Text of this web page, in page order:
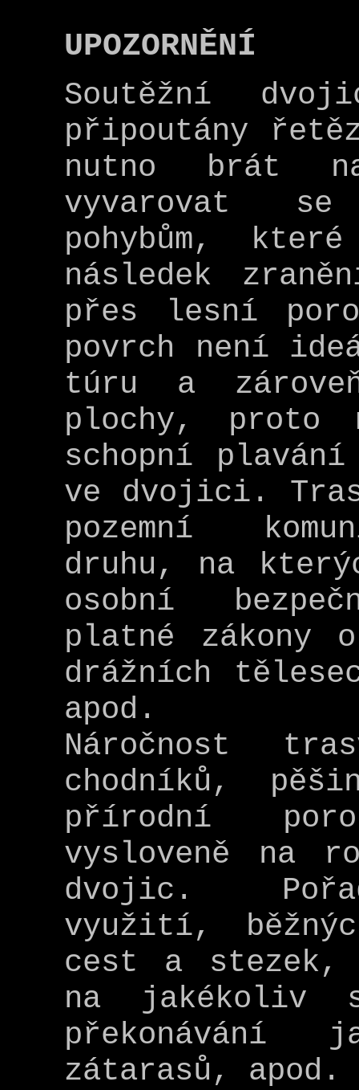
UPOZORNĚNÍ
Soutěžní
připoutány
nutno brát
vyvarovat
pohybům,
následek
přes lesní
povrch není
túru a
plochy, proto
schopní
ve dvojici.
pozemní
druhu, na
osobní
platné zákony
drážních
apod.
Náročnost
chodníků,
přírodní
vysloveně na
dvojic.
využití,
cest a stezek,
na jakékoliv
překonávání
zátarasů, apod.